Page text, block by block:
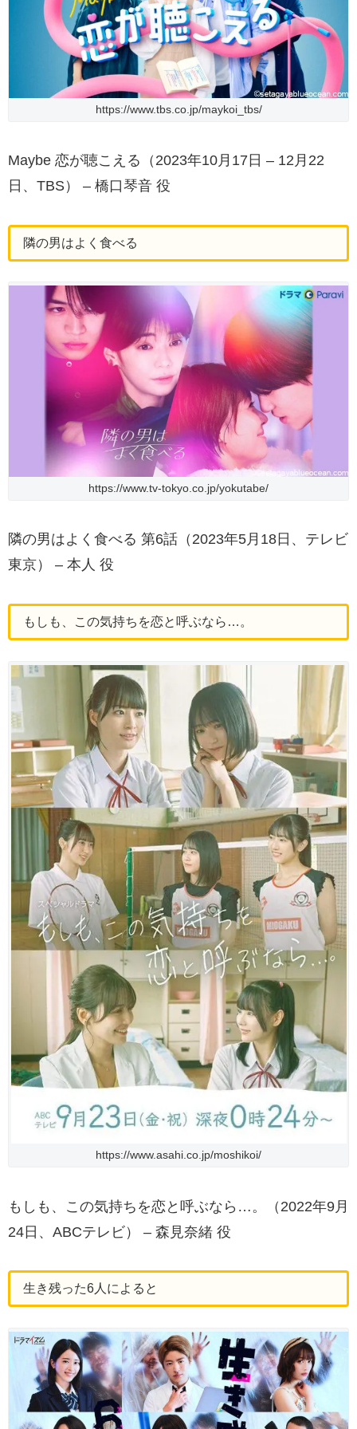
https://www.tbs.co.jp/maykoi_tbs/
Maybe 恋が聴こえる（2023年10月17日 – 12月22
日、TBS） – 橋口琴音 役
隣の男はよく食べる
https://www.tv-tokyo.co.jp/yokutabe/
隣の男はよく食べる 第6話（2023年5月18日、テレビ
東京） – 本人 役
もしも、この気持ちを恋と呼ぶなら…。
https://www.asahi.co.jp/moshikoi/
もしも、この気持ちを恋と呼ぶなら…。（2022年9月
24日、ABCテレビ） – 森見奈緒 役
生き残った6人によると